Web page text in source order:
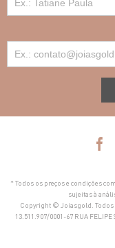
* Todos os preços e condições
sujeitas à
Copyright © Joiasgold. Todos
13.511.907/0001-67 RUA